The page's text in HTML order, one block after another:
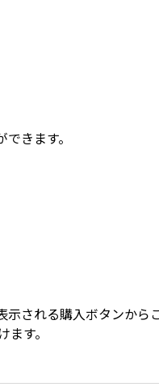
きます。
される購入ボタンから
す。